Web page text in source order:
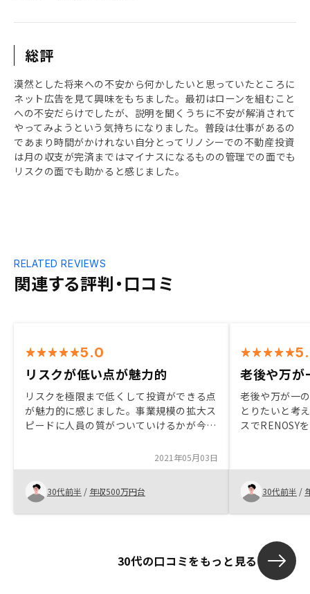
総評
漠然とした将来への不安から何かしたいと思っていたところに
ネット広告を見て興味をもちました。最初はローンを組むこと
への不安だらけでしたが、説明を聞くうちに不安が解消されて
やってみようという気持ちになりました。普段は仕事があるの
であまり時間がかけれない自分とってリノシーでの不動産投資
は月の収支が完済まではマイナスになるものの管理での面でも
リスクの面でも助かると感じました。
関連する評判・口コミ
RELATED REVIEWS
5.0
リスクが低い点が魅力的
リスクを極限まで低くして投資ができる点
が魅力的に感じました。事業規模の拡大ス
ピードに人員の質がついていけるかが今後
2021年05月03日
30代前半 / 年収500万円台
老後や万が
老後や万が一
とりたいと考
スでRENOSY
拭してくれた
です。必要な
めてしていた
30代前半 /
30代の口コミをもっと見る